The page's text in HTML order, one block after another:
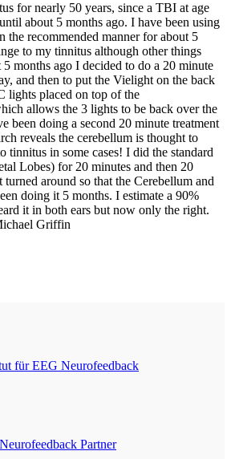
for nearly 50 years, since a TBI at age
about 5 months ago. I have been using
recommended manner for about 5
to my tinnitus although other things
months ago I decided to do a 20 minute
and then to put the Vielight on the back
lights placed on top of the
allows the 3 lights to be back over the
been doing a second 20 minute treatment
reveals the cerebellum is thought to
tinnitus in some cases! I did the standard
Lobes) for 20 minutes and then 20
turned around so that the Cerebellum and
doing it 5 months. I estimate a 90%
it in both ears but now only the right.
Griffin